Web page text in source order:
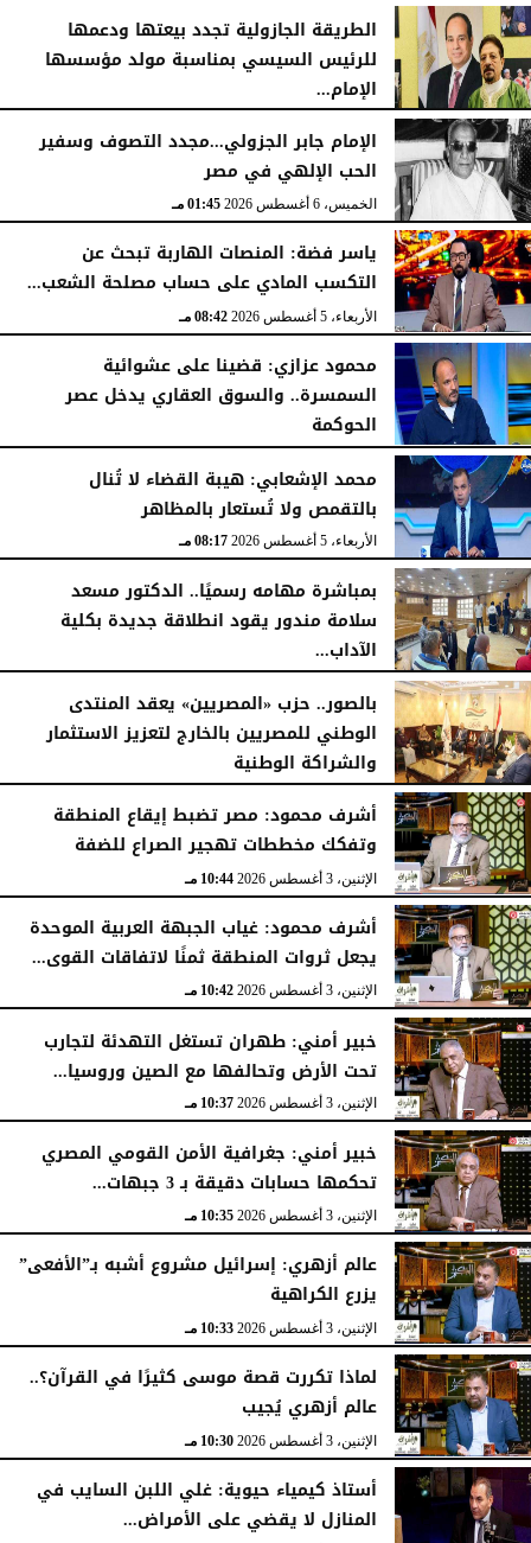
الخميس، 6 أغسطس 2026 06:22 مـ
الطريقة الجازولية تجدد بيعتها ودعمها
للرئيس السيسي بمناسبة مولد مؤسسها
الإمام...
الخميس، 6 أغسطس 2026
الإمام جابر الجزولي...مجدد التصوف وسفير
الحب الإلهي في مصر
الخميس، 6 أغسطس 2026 01:45 مـ
ياسر فضة: المنصات الهاربة تبحث عن
التكسب المادي على حساب مصلحة الشعب...
الأربعاء، 5 أغسطس 2026 08:42 مـ
محمود عزازي: قضينا على عشوائية
السمسرة.. والسوق العقاري يدخل عصر
الحوكمة
الأربعاء، 5 أغسطس 2026
محمد الإشعابي: هيبة القضاء لا تُنال
بالتقمص ولا تُستعار بالمظاهر
الأربعاء، 5 أغسطس 2026 08:17 مـ
بمباشرة مهامه رسميًا.. الدكتور مسعد
سلامة مندور يقود انطلاقة جديدة بكلية
الآداب...
الأربعاء، 5 أغسطس 2026
بالصور.. حزب «المصريين» يعقد المنتدى
الوطني للمصريين بالخارج لتعزيز الاستثمار
والشراكة الوطنية
الثلاثاء، 4 أغسطس 2026
أشرف محمود: مصر تضبط إيقاع المنطقة
وتفكك مخططات تهجير الصراع للضفة
الإثنين، 3 أغسطس 2026 10:44 مـ
أشرف محمود: غياب الجبهة العربية الموحدة
يجعل ثروات المنطقة ثمنًا لاتفاقات القوى...
الإثنين، 3 أغسطس 2026 10:42 مـ
خبير أمني: طهران تستغل التهدئة لتجارب
تحت الأرض وتحالفها مع الصين وروسيا...
الإثنين، 3 أغسطس 2026 10:37 مـ
خبير أمني: جغرافية الأمن القومي المصري
تحكمها حسابات دقيقة بـ 3 جبهات...
الإثنين، 3 أغسطس 2026 10:35 مـ
عالم أزهري: إسرائيل مشروع أشبه بـ”الأفعى”
يزرع الكراهية
الإثنين، 3 أغسطس 2026 10:33 مـ
لماذا تكررت قصة موسى كثيرًا في القرآن؟..
عالم أزهري يُجيب
الإثنين، 3 أغسطس 2026 10:30 مـ
أستاذ كيمياء حيوية: غلي اللبن السايب في
المنازل لا يقضي على الأمراض...